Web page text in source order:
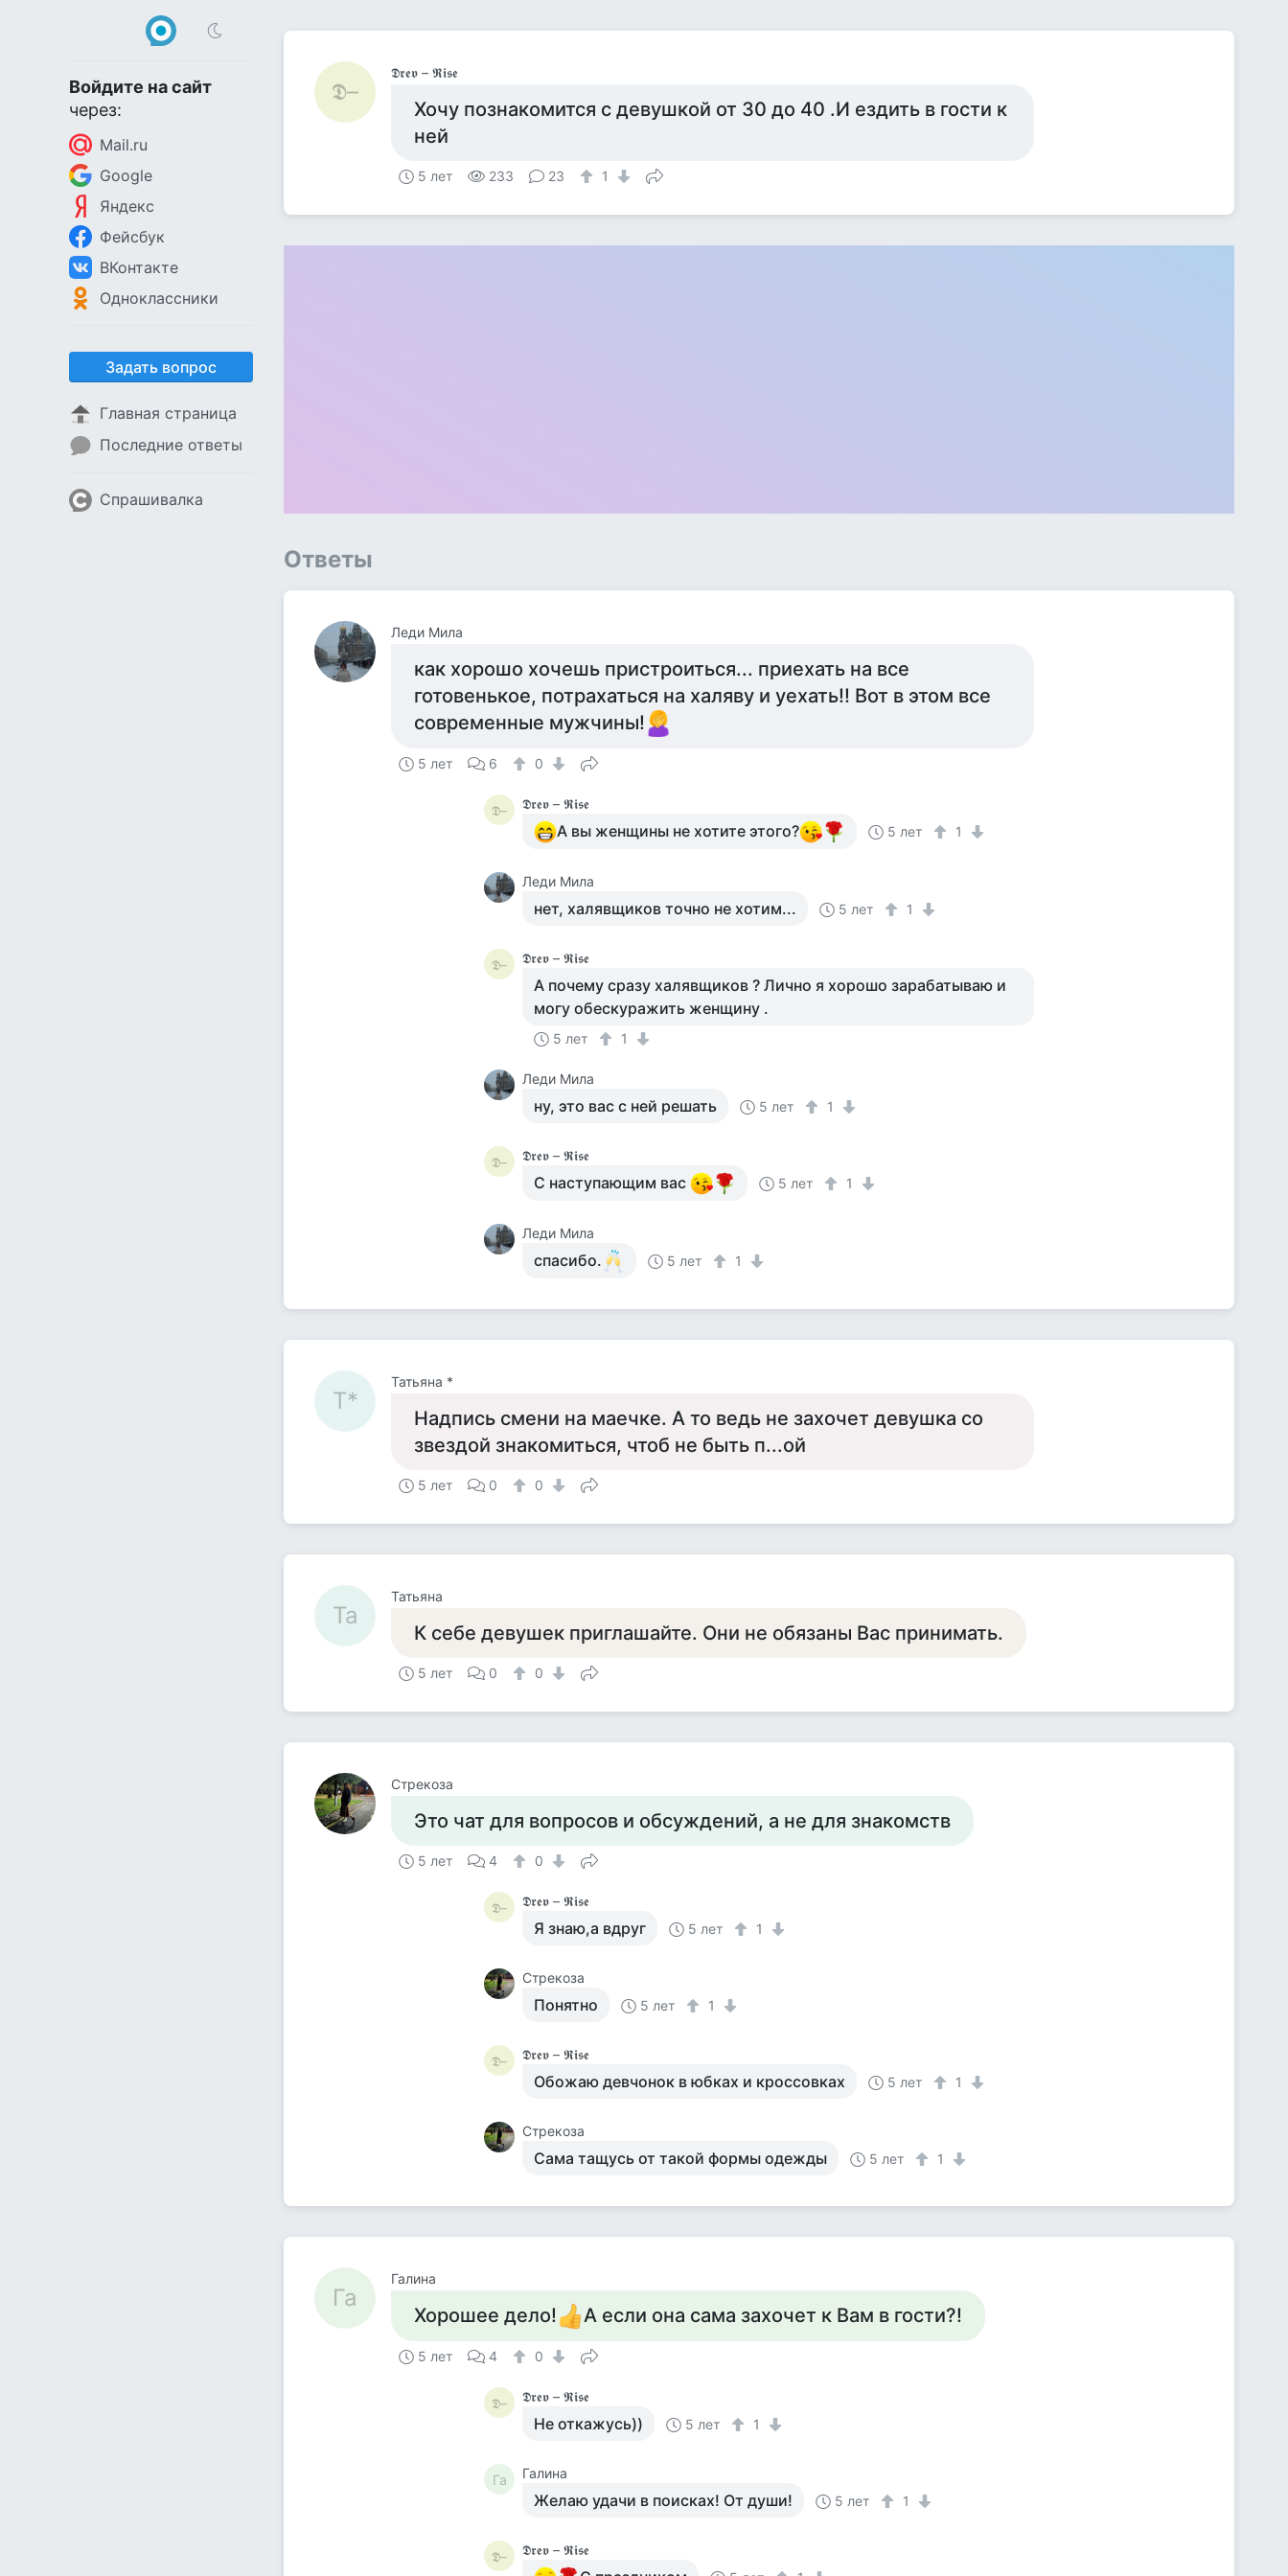
Войдите на сайт
через:
Mail.ru
Google
Яндекс
Фейсбук
ВКонтакте
Одноклассники
Задать вопрос
Главная страница
Последние ответы
Спрашивалка
𝕯–
𝕯𝖗𝖊𝖛 – 𝕽𝖎𝖘𝖊
Хочу познакомится с девушкой от 30 до 40 .И ездить в гости к
ней
5 лет 233 23 1
Ответы
Леди Мила
как хорошо хочешь пристроиться... приехать на все
готовенькое, потрахаться на халяву и уехать!! Вот в этом все
современные мужчины!
5 лет 6 0
𝕯– 𝕯𝖗𝖊𝖛 – 𝕽𝖎𝖘𝖊
А вы женщины не хотите этого? 5 лет 1
Леди Мила
нет, халявщиков точно не хотим... 5 лет 1
𝕯– 𝕯𝖗𝖊𝖛 – 𝕽𝖎𝖘𝖊
А почему сразу халявщиков ? Лично я хорошо зарабатываю и
могу обескуражить женщину .
5 лет 1
Леди Мила
ну, это вас с ней решать 5 лет 1
𝕯– 𝕯𝖗𝖊𝖛 – 𝕽𝖎𝖘𝖊
С наступающим вас 5 лет 1
Леди Мила
спасибо. 5 лет 1
Т*
Татьяна *
Надпись смени на маечке. А то ведь не захочет девушка со
звездой знакомиться, чтоб не быть п...ой
5 лет 0 0
Та
Татьяна
К себе девушек приглашайте. Они не обязаны Вас принимать.
5 лет 0 0
Стрекоза
Это чат для вопросов и обсуждений, а не для знакомств
5 лет 4 0
𝕯– 𝕯𝖗𝖊𝖛 – 𝕽𝖎𝖘𝖊
Я знаю,а вдруг 5 лет 1
Стрекоза
Понятно 5 лет 1
𝕯– 𝕯𝖗𝖊𝖛 – 𝕽𝖎𝖘𝖊
Обожаю девчонок в юбках и кроссовках 5 лет 1
Стрекоза
Сама тащусь от такой формы одежды 5 лет 1
Га
Галина
Хорошее дело! А если она сама захочет к Вам в гости?!
5 лет 4 0
𝕯– 𝕯𝖗𝖊𝖛 – 𝕽𝖎𝖘𝖊
Не откажусь)) 5 лет 1
Га Галина
Желаю удачи в поисках! От души! 5 лет 1
𝕯– 𝕯𝖗𝖊𝖛 – 𝕽𝖎𝖘𝖊